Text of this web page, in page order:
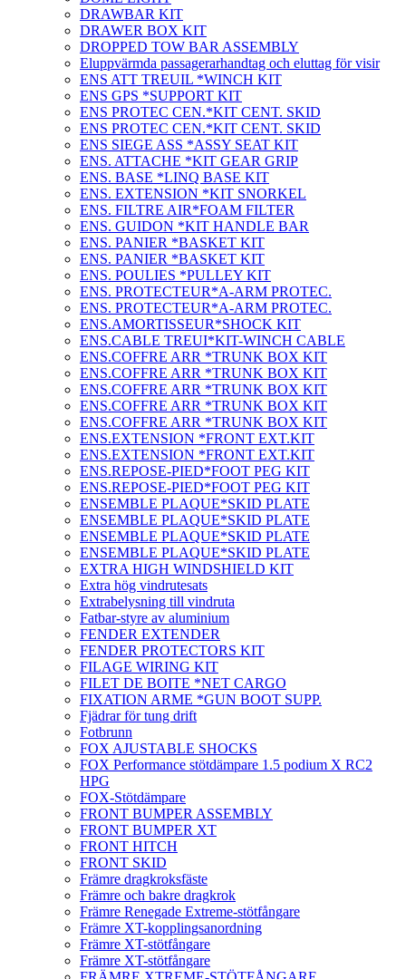
DRAWBAR KIT
DRAWER BOX KIT
DROPPED TOW BAR ASSEMBLY
Eluppvärmda passagerarhandtag och eluttag för visir
ENS ATT TREUIL *WINCH KIT
ENS GPS *SUPPORT KIT
ENS PROTEC CEN.*KIT CENT. SKID
ENS PROTEC CEN.*KIT CENT. SKID
ENS SIEGE ASS *ASSY SEAT KIT
ENS. ATTACHE *KIT GEAR GRIP
ENS. BASE *LINQ BASE KIT
ENS. EXTENSION *KIT SNORKEL
ENS. FILTRE AIR*FOAM FILTER
ENS. GUIDON *KIT HANDLE BAR
ENS. PANIER *BASKET KIT
ENS. PANIER *BASKET KIT
ENS. POULIES *PULLEY KIT
ENS. PROTECTEUR*A-ARM PROTEC.
ENS. PROTECTEUR*A-ARM PROTEC.
ENS.AMORTISSEUR*SHOCK KIT
ENS.CABLE TREUI*KIT-WINCH CABLE
ENS.COFFRE ARR *TRUNK BOX KIT
ENS.COFFRE ARR *TRUNK BOX KIT
ENS.COFFRE ARR *TRUNK BOX KIT
ENS.COFFRE ARR *TRUNK BOX KIT
ENS.COFFRE ARR *TRUNK BOX KIT
ENS.EXTENSION *FRONT EXT.KIT
ENS.EXTENSION *FRONT EXT.KIT
ENS.REPOSE-PIED*FOOT PEG KIT
ENS.REPOSE-PIED*FOOT PEG KIT
ENSEMBLE PLAQUE*SKID PLATE
ENSEMBLE PLAQUE*SKID PLATE
ENSEMBLE PLAQUE*SKID PLATE
ENSEMBLE PLAQUE*SKID PLATE
EXTRA HIGH WINDSHIELD KIT
Extra hög vindrutesats
Extrabelysning till vindruta
Fatbar-styre av aluminium
FENDER EXTENDER
FENDER PROTECTORS KIT
FILAGE WIRING KIT
FILET DE BOITE *NET CARGO
FIXATION ARME *GUN BOOT SUPP.
Fjädrar för tung drift
Fotbrunn
FOX AJUSTABLE SHOCKS
FOX Performance stötdämpare 1.5 podium X RC2
HPG
FOX-Stötdämpare
FRONT BUMPER ASSEMBLY
FRONT BUMPER XT
FRONT HITCH
FRONT SKID
Främre dragkroksfäste
Främre och bakre dragkrok
Främre Renegade Extreme-stötfångare
Främre XT-kopplingsanordning
Främre XT-stötfångare
Främre XT-stötfångare